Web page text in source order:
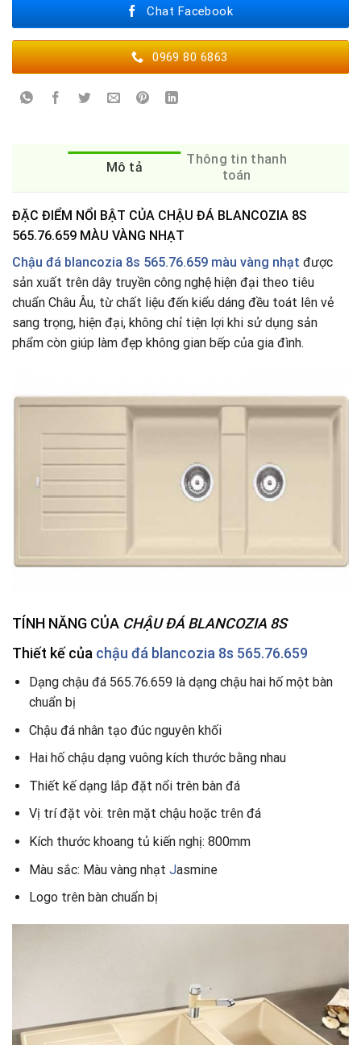
Chat Facebook
0969 80 6863
Mô tả
Thông tin thanh
toán
ĐẶC ĐIỂM NỔI BẬT CỦA CHẬU ĐÁ BLANCOZIA 8S
565.76.659 MÀU VÀNG NHẠT
Chậu đá blancozia 8s 565.76.659 màu vàng nhạt được
sản xuất trên dây truyền công nghệ hiện đại theo tiêu
chuẩn Châu Âu, từ chất liệu đến kiểu dáng đều toát lên vẻ
sang trọng, hiện đại, không chỉ tiện lợi khi sử dụng sản
phẩm còn giúp làm đẹp không gian bếp của gia đình.
TÍNH NĂNG CỦA CHẬU ĐÁ BLANCOZIA 8S
Thiết kế của chậu đá blancozia 8s 565.76.659
Dạng chậu đá 565.76.659 là dạng chậu hai hố một bàn
chuẩn bị
Chậu đá nhân tạo đúc nguyên khối
Hai hố chậu dạng vuông kích thước bằng nhau
Thiết kế dạng lắp đặt nổi trên bàn đá
Vị trí đặt vòi: trên mặt chậu hoặc trên đá
Kích thước khoang tủ kiến nghị: 800mm
Màu sắc: Màu vàng nhạt Jasmine
Logo trên bàn chuẩn bị